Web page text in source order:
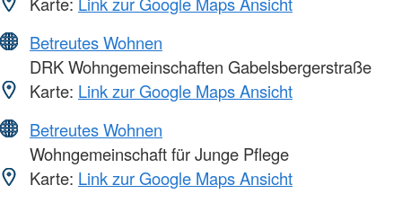
Betreutes Wohnen
DRK Wohngemeinschaften Gabelsbergerstraße
Karte: Link zur Google Maps Ansicht
Betreutes Wohnen
Wohngemeinschaft für Junge Pflege
Karte: Link zur Google Maps Ansicht